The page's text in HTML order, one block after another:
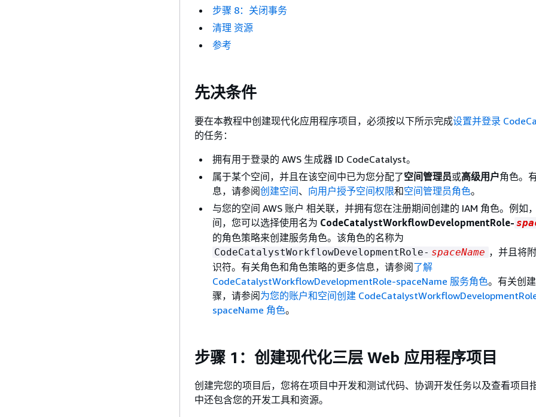
步骤 8：关闭事务
清理 资源
参考
先决条件
要在本教程中创建现代化应用程序项目，必须按以下所示完成设置并登录
的任务：
拥有用于登录的 AWS 生成器 ID CodeCatalyst。
属于某个空间，并且在该空间中已为您分配了空间管理员或高级用户角色。
息，请参阅创建空间、 向用户授予空间权限和空间管理员角色。
与您的空间 AWS 账户 相关联，并拥有您在注册期间创建的 IAM 角色。例如
间，您可以选择使用名为 CodeCatalystWorkflowDevelopmentRole-
的角色策略来创建服务角色。该角色的名称为
CodeCatalystWorkflowDevelopmentRole- spaceName ，并且将
识符。有关角色和角色策略的更多信息，请参阅了解
CodeCatalystWorkflowDevelopmentRole-spaceName 服务角色。有关创
骤，请参阅为您的账户和空间创建
spaceName 角色。
步骤 1：创建现代化三层 Web 应用程序项目
创建完您的项目后，您将在项目中开发和测试代码、协调开发任务以及查看项目
中还包含您的开发工具和资源。